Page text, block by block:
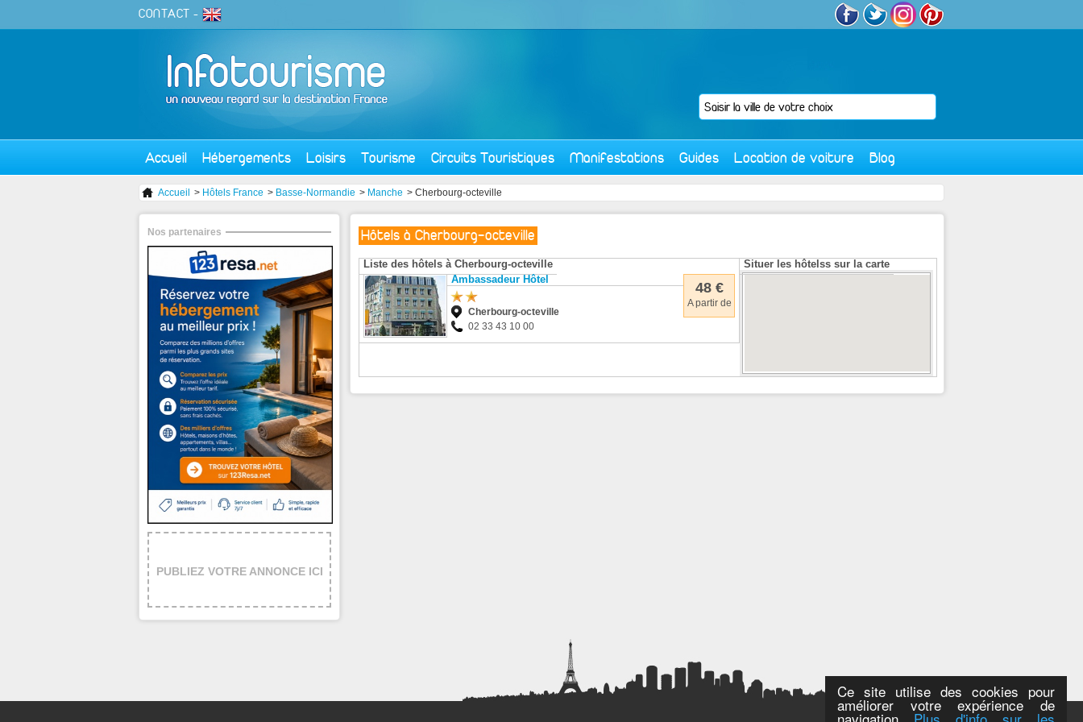
Ce site utilise des cookies pour
améliorer votre expérience de
CONTACT -
Accueil Hébergements Loisirs Tourisme Circuits Touristiques Manifestations Guides Location de voiture Blog
Accueil > Hôtels France > Basse-Normandie > Manche > Cherbourg-octeville
Hôtels à Cherbourg-octeville
Liste des hôtels à Cherbourg-octeville
48 €
A partir de
Ambassadeur Hôtel
Cherbourg-octeville
02 33 43 10 00
Situer les hôtelss sur la carte
Nos partenaires
PUBLIEZ VOTRE ANNONCE ICI